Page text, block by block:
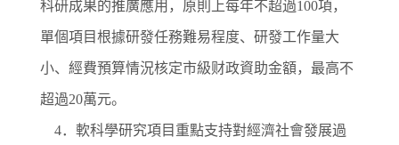
科研成果的推廣應用，原則上每年不超過100項，
單個項目根據研發任務難易程度、研發工作量大
小、經費預算情況核定市級财政資助金額，最高不
超過20萬元。
4．軟科學研究項目重點支持對經濟社會發展過